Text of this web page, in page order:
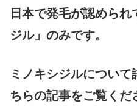
日本で発毛が認めら
ジル」のみです。
ミノキシジルについて
ちらの記事をご覧くだ